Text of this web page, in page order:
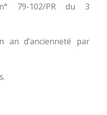
79-102/PR du 3
an d’ancienneté par